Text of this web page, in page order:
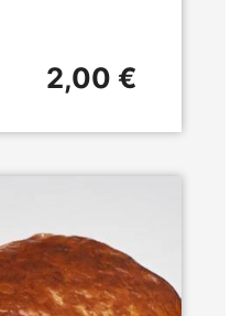
2,00 €